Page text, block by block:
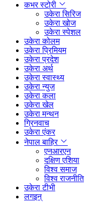
कभर स्टोरी
उकेरा सिरिज
उकेरा खोज
उकेरा स्पेशल
उकेरा कोलम
उकेरा प्रिमियम
उकेरा प्रदेश
उकेरा अर्थ
उकेरा स्वास्थ्य
उकेरा न्युज
उकेरा कला
उकेरा खेल
उकेरा मन्थन
ग्रिनवाच
उकेरा एंकर
नेपाल बाहिर
एनआरएन
दक्षिण एशिया
विश्व समाज
विश्व राजनीति
उकेरा टीभी
लगइन्